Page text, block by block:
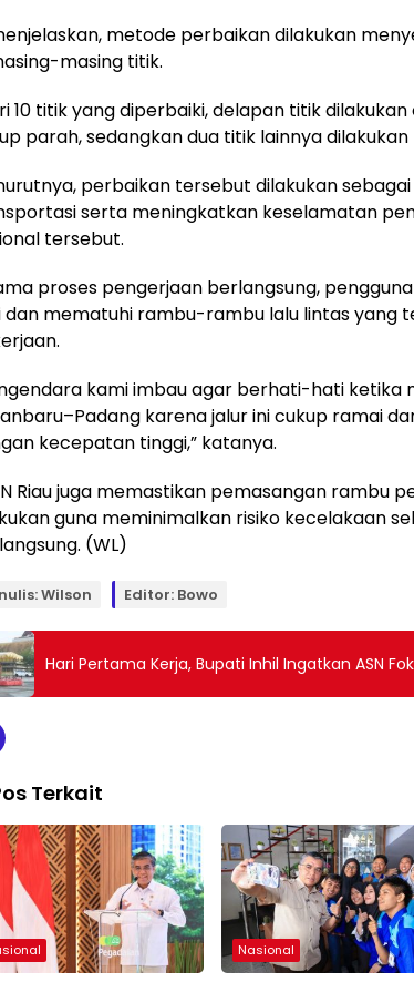
metode perbaikan dilakukan
masing titik.
10 titik yang diperbaiki, delapan titik
parah, sedangkan dua titik lainnya dilakukan
perbaikan tersebut dilakukan
serta meningkatkan keselamatan
tersebut.
proses pengerjaan berlangsung,
dan mematuhi rambu-rambu lalu lintas yang
kami imbau agar berhati-hati ketika
karena jalur ini cukup ramai
kecepatan tinggi,” katanya.
Riau juga memastikan pemasangan rambu
guna meminimalkan risiko kecelakaan
(WL)
Wilson Editor: Bowo
Hari Pertama Kerja, Bupati Inhil Ingatkan ASN
Terkait
Nasional